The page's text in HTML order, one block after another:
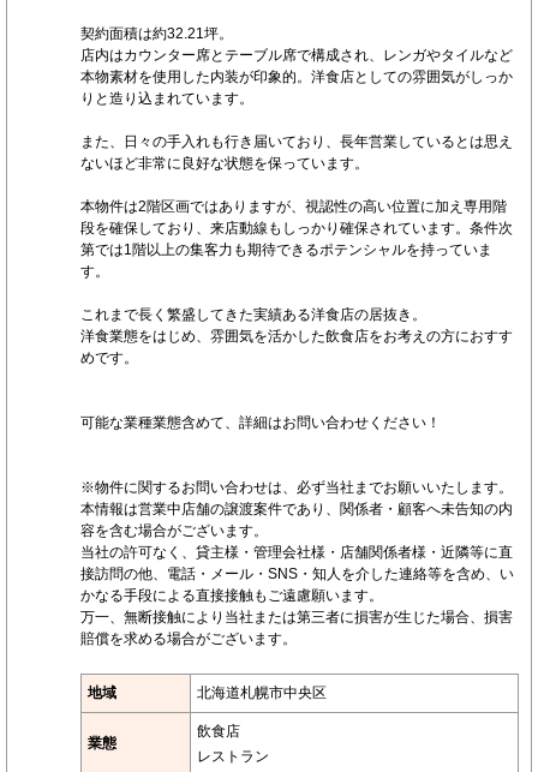
契約面積は約32.21坪。
店内はカウンター席とテーブル席で構成され、レンガやタイルなど
本物素材を使用した内装が印象的。洋食店としての雰囲気がしっか
りと造り込まれています。
また、日々の手入れも行き届いており、長年営業しているとは思え
ないほど非常に良好な状態を保っています。
本物件は2階区画ではありますが、視認性の高い位置に加え専用階
段を確保しており、来店動線もしっかり確保されています。条件次
第では1階以上の集客力も期待できるポテンシャルを持っていま
す。
これまで長く繁盛してきた実績ある洋食店の居抜き。
洋食業態をはじめ、雰囲気を活かした飲食店をお考えの方におすす
めです。
可能な業種業態含めて、詳細はお問い合わせください！
※物件に関するお問い合わせは、必ず当社までお願いいたします。
本情報は営業中店舗の譲渡案件であり、関係者・顧客へ未告知の内
容を含む場合がございます。
当社の許可なく、貸主様・管理会社様・店舗関係者様・近隣等に直
接訪問の他、電話・メール・SNS・知人を介した連絡等を含め、い
かなる手段による直接接触もご遠慮願います。
万一、無断接触により当社または第三者に損害が生じた場合、損害
賠償を求める場合がございます。
地域 北海道札幌市中央区
業態
飲食店
レストラン